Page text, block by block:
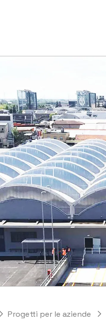
Progetti per le aziende